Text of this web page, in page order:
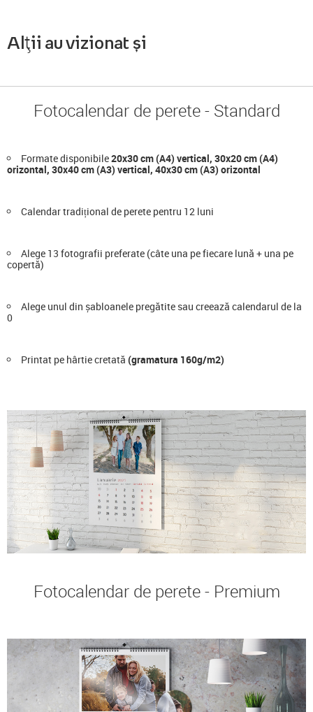
Alții au vizionat și
Fotocalendar de perete - Standard
Formate disponibile20x30 cm (A4) vertical, 30x20 cm (A4)
orizontal, 30x40 cm (A3) vertical, 40x30 cm (A3) orizontal
Calendar tradițional de perete pentru 12 luni
Alege 13 fotografii preferate (câte una pe fiecare lună + una pe
copertă)
Alege unul din șabloanele pregătite sau creează calendarul de la
0
Printat pe hârtie cretată (gramatura 160g/m2)
Fotocalendar de perete - Premium